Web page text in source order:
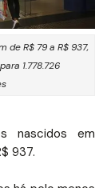
de R$ 79 a R$ 937,
1.778.726
nascidos em
937.